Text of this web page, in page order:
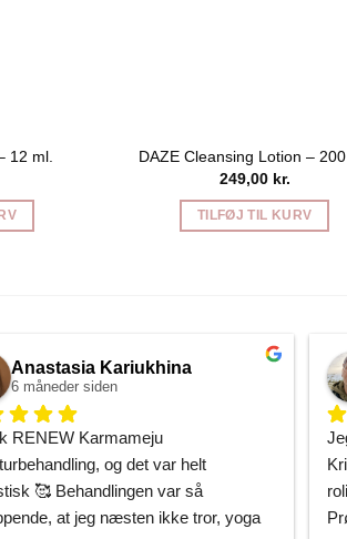
12 ml.
DAZE Cleansing Lotion – 200
249,00 kr.
TILFØJ TIL KURV
Anastasia Kariukhina
6 måneder siden
RENEW Karmameju
og det var helt
🥰 Behandlingen var så
at jeg næsten ikke tror, yoga